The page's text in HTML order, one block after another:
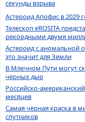
секунды взрыва
Астероид Апофис в 2029
Телескоп eROSITA
рекордными двумя
Астероид с аномальной
это значит для Земли
В Млечном Пути могут
черных дыр
Российско-
месяцев
Самая чёрная краска в
спутников